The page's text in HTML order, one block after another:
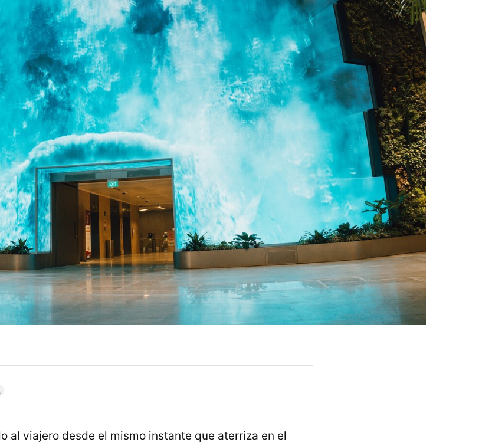
al viajero desde el mismo instante que aterriza en el